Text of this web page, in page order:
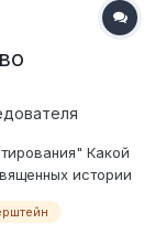
Какой
истории